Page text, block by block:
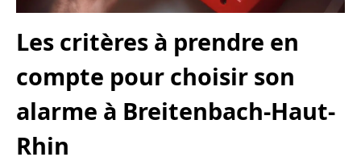
Les critères à prendre en
compte pour choisir son
alarme à Breitenbach-Haut-
Rhin